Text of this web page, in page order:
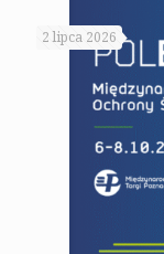
2 lipca 2026